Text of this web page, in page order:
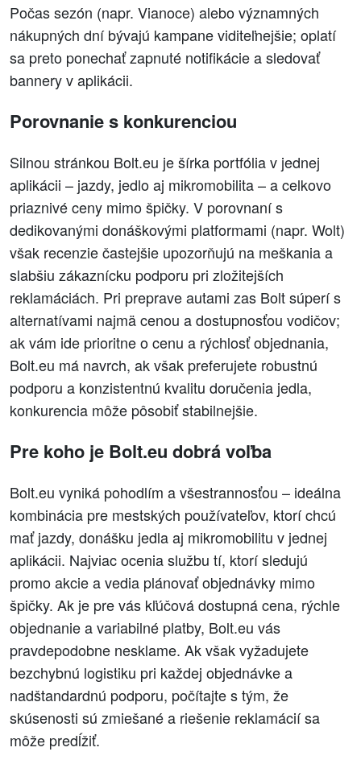
Počas sezón (napr. Vianoce) alebo významných
nákupných dní bývajú kampane viditeľnejšie; oplatí
sa preto ponechať zapnuté notifikácie a sledovať
bannery v aplikácii.
Porovnanie s konkurenciou
Silnou stránkou Bolt.eu je šírka portfólia v jednej
aplikácii – jazdy, jedlo aj mikromobilita – a celkovo
priaznivé ceny mimo špičky. V porovnaní s
dedikovanými donáškovými platformami (napr. Wolt)
však recenzie častejšie upozorňujú na meškania a
slabšiu zákaznícku podporu pri zložitejších
reklamáciách. Pri preprave autami zas Bolt súperí s
alternatívami najmä cenou a dostupnosťou vodičov;
ak vám ide prioritne o cenu a rýchlosť objednania,
Bolt.eu má navrch, ak však preferujete robustnú
podporu a konzistentnú kvalitu doručenia jedla,
konkurencia môže pôsobiť stabilnejšie.
Pre koho je Bolt.eu dobrá voľba
Bolt.eu vyniká pohodlím a všestrannosťou – ideálna
kombinácia pre mestských používateľov, ktorí chcú
mať jazdy, donášku jedla aj mikromobilitu v jednej
aplikácii. Najviac ocenia službu tí, ktorí sledujú
promo akcie a vedia plánovať objednávky mimo
špičky. Ak je pre vás kľúčová dostupná cena, rýchle
objednanie a variabilné platby, Bolt.eu vás
pravdepodobne nesklame. Ak však vyžadujete
bezchybnú logistiku pri každej objednávke a
nadštandardnú podporu, počítajte s tým, že
skúsenosti sú zmiešané a riešenie reklamácií sa
môže predĺžiť.